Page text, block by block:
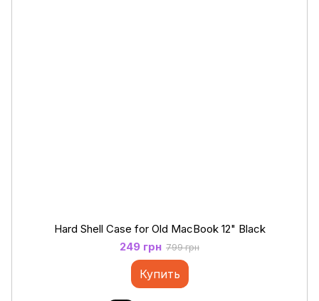
Hard Shell Case for Old MacBook 12" Black
249 грн 799 грн
Купить